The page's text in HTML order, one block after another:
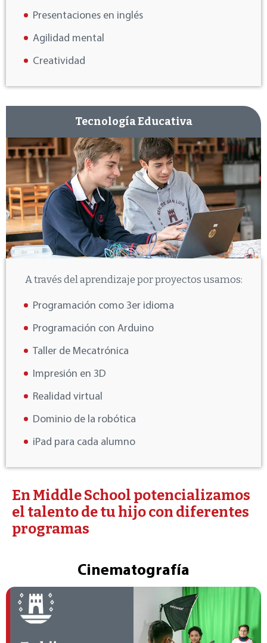
Presentaciones en inglés
Agilidad mental
Creatividad
Tecnología Educativa
A través del aprendizaje por proyectos usamos:
Programación como 3er idioma
Programación con Arduino
Taller de Mecatrónica
Impresión en 3D
Realidad virtual
Dominio de la robótica
iPad para cada alumno
En Middle School potencializamos
el talento de tu hijo con diferentes
programas
Cinematografía